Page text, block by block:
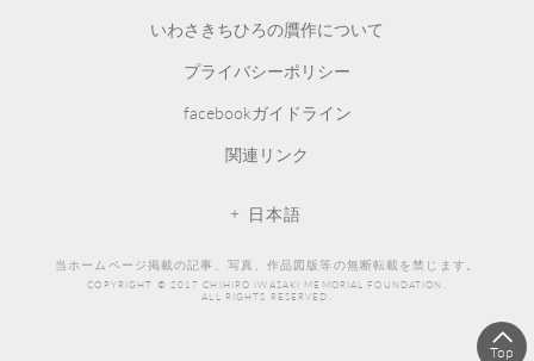
Top
いわさきちひろの贋作について
プライバシーポリシー
facebookガイドライン
関連リンク
日本語
当ホームページ掲載の記事、写真、作品図版等の無断転載を禁じます。
COPYRIGHT © 2017 CHIHIRO IWASAKI MEMORIAL FOUNDATION.
ALL RIGHTS RESERVED.